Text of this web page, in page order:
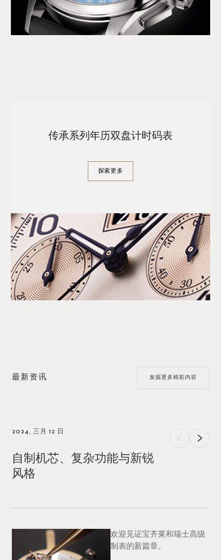
传承系列年历双盘计时码表
探索更多
最新资讯 发掘更多精彩内容
2024, 三月 12 日
自制机芯、复杂功能与新锐
风格
欢迎见证宝齐莱和瑞士高级
制表的新篇章。